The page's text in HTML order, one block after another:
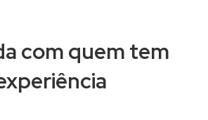
jornada: colocando seu
com quem tem